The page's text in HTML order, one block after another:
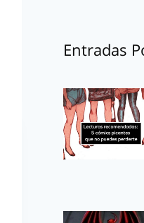
Entradas